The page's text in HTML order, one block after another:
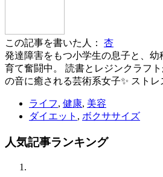
この記事を書いた人：
杏
発達障害をもつ小学生の息子と、
育て奮闘中。 読書とレジンクラフ
の音に癒される芸術系女子✨ スト
ライフ, 健康, 美容
ダイエット , ボクササイズ
人気記事ランキング